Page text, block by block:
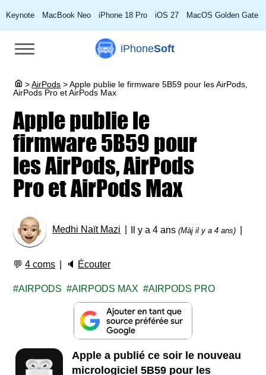
Keynote MacBook Neo iPhone 18 Pro iOS 27 MacOS Golden Gate
iPhoneSoft
> AirPods >Apple publie le firmware 5B59 pour les AirPods,
AirPods Pro et AirPods Max
Apple publie le
firmware 5B59 pour
les AirPods, AirPods
Pro et AirPods Max
Medhi Naït Mazi Il y a 4 ans(Màj il y a 4 ans)
💬4 coms 🔈 Écouter
AIRPODS AIRPODS MAX AIRPODS PRO
Apple a publié ce soir le nouveau
micrologiciel 5B59 pour les